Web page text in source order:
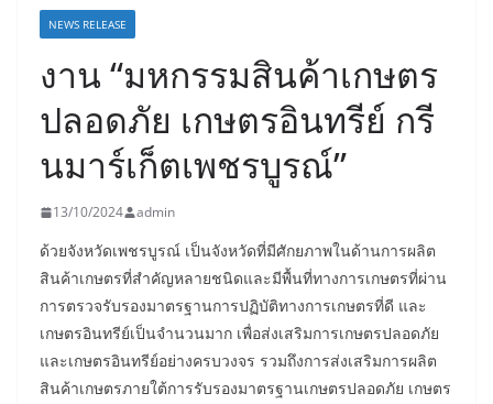
NEWS RELEASE
งาน “มหกรรมสินค้าเกษตร
ปลอดภัย เกษตรอินทรีย์ กรี
นมาร์เก็ตเพชรบูรณ์”
13/10/2024 admin
ด้วยจังหวัดเพชรบูรณ์ เป็นจังหวัดที่มีศักยภาพในด้านการผลิต
สินค้าเกษตรที่สำคัญหลายชนิดและมีพื้นที่ทางการเกษตรที่ผ่าน
การตรวจรับรองมาตรฐานการปฏิบัติทางการเกษตรที่ดี และ
เกษตรอินทรีย์เป็นจำนวนมาก เพื่อส่งเสริมการเกษตรปลอดภัย
และเกษตรอินทรีย์อย่างครบวงจร รวมถึงการส่งเสริมการผลิต
สินค้าเกษตรภายใต้การรับรองมาตรฐานเกษตรปลอดภัย เกษตร